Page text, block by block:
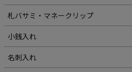
札バサミ・マネークリップ
小銭入れ
名刺入れ